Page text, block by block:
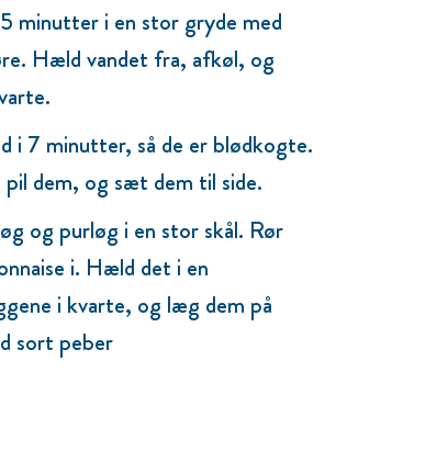
minutter i en stor gryde med
Hæld vandet fra, afkøl, og
i 7 minutter, så de er blødkogte.
dem, og sæt dem til side.
og purløg i en stor skål. Rør
i. Hæld det i en
i kvarte, og læg dem på
sort peber